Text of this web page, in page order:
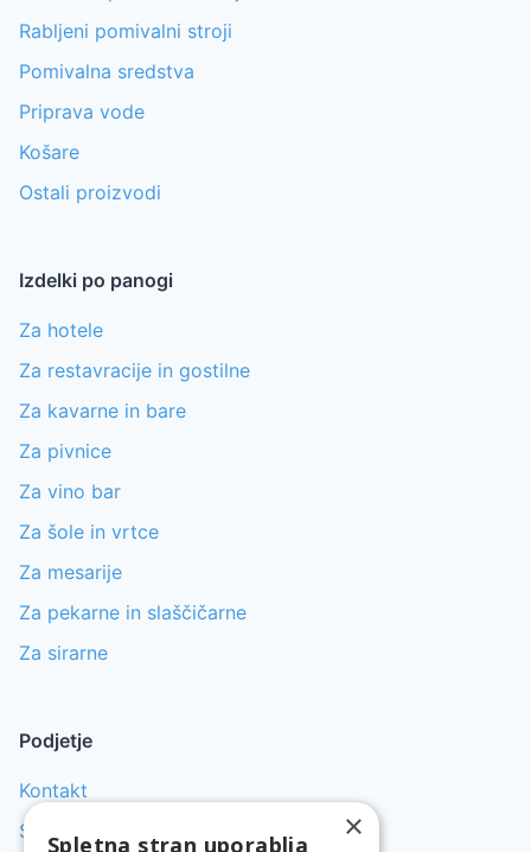
Rabljeni pomivalni stroji
Pomivalna sredstva
Priprava vode
Košare
Ostali proizvodi
Izdelki po panogi
Za hotele
Za restavracije in gostilne
Za kavarne in bare
Za pivnice
Za vino bar
Za šole in vrtce
Za mesarije
Za pekarne in slaščičarne
Za sirarne
Podjetje
Kontakt
Servis pomivalnih strojev
×
Spletna stran uporablja